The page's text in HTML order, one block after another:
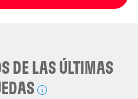
DE LAS ÚLTIMAS